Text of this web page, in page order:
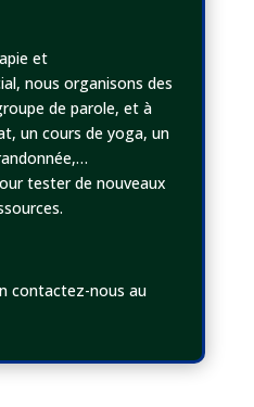
et
nous organisons des
de parole, et à
un cours de yoga, un
tester de nouveaux
contactez-nous au